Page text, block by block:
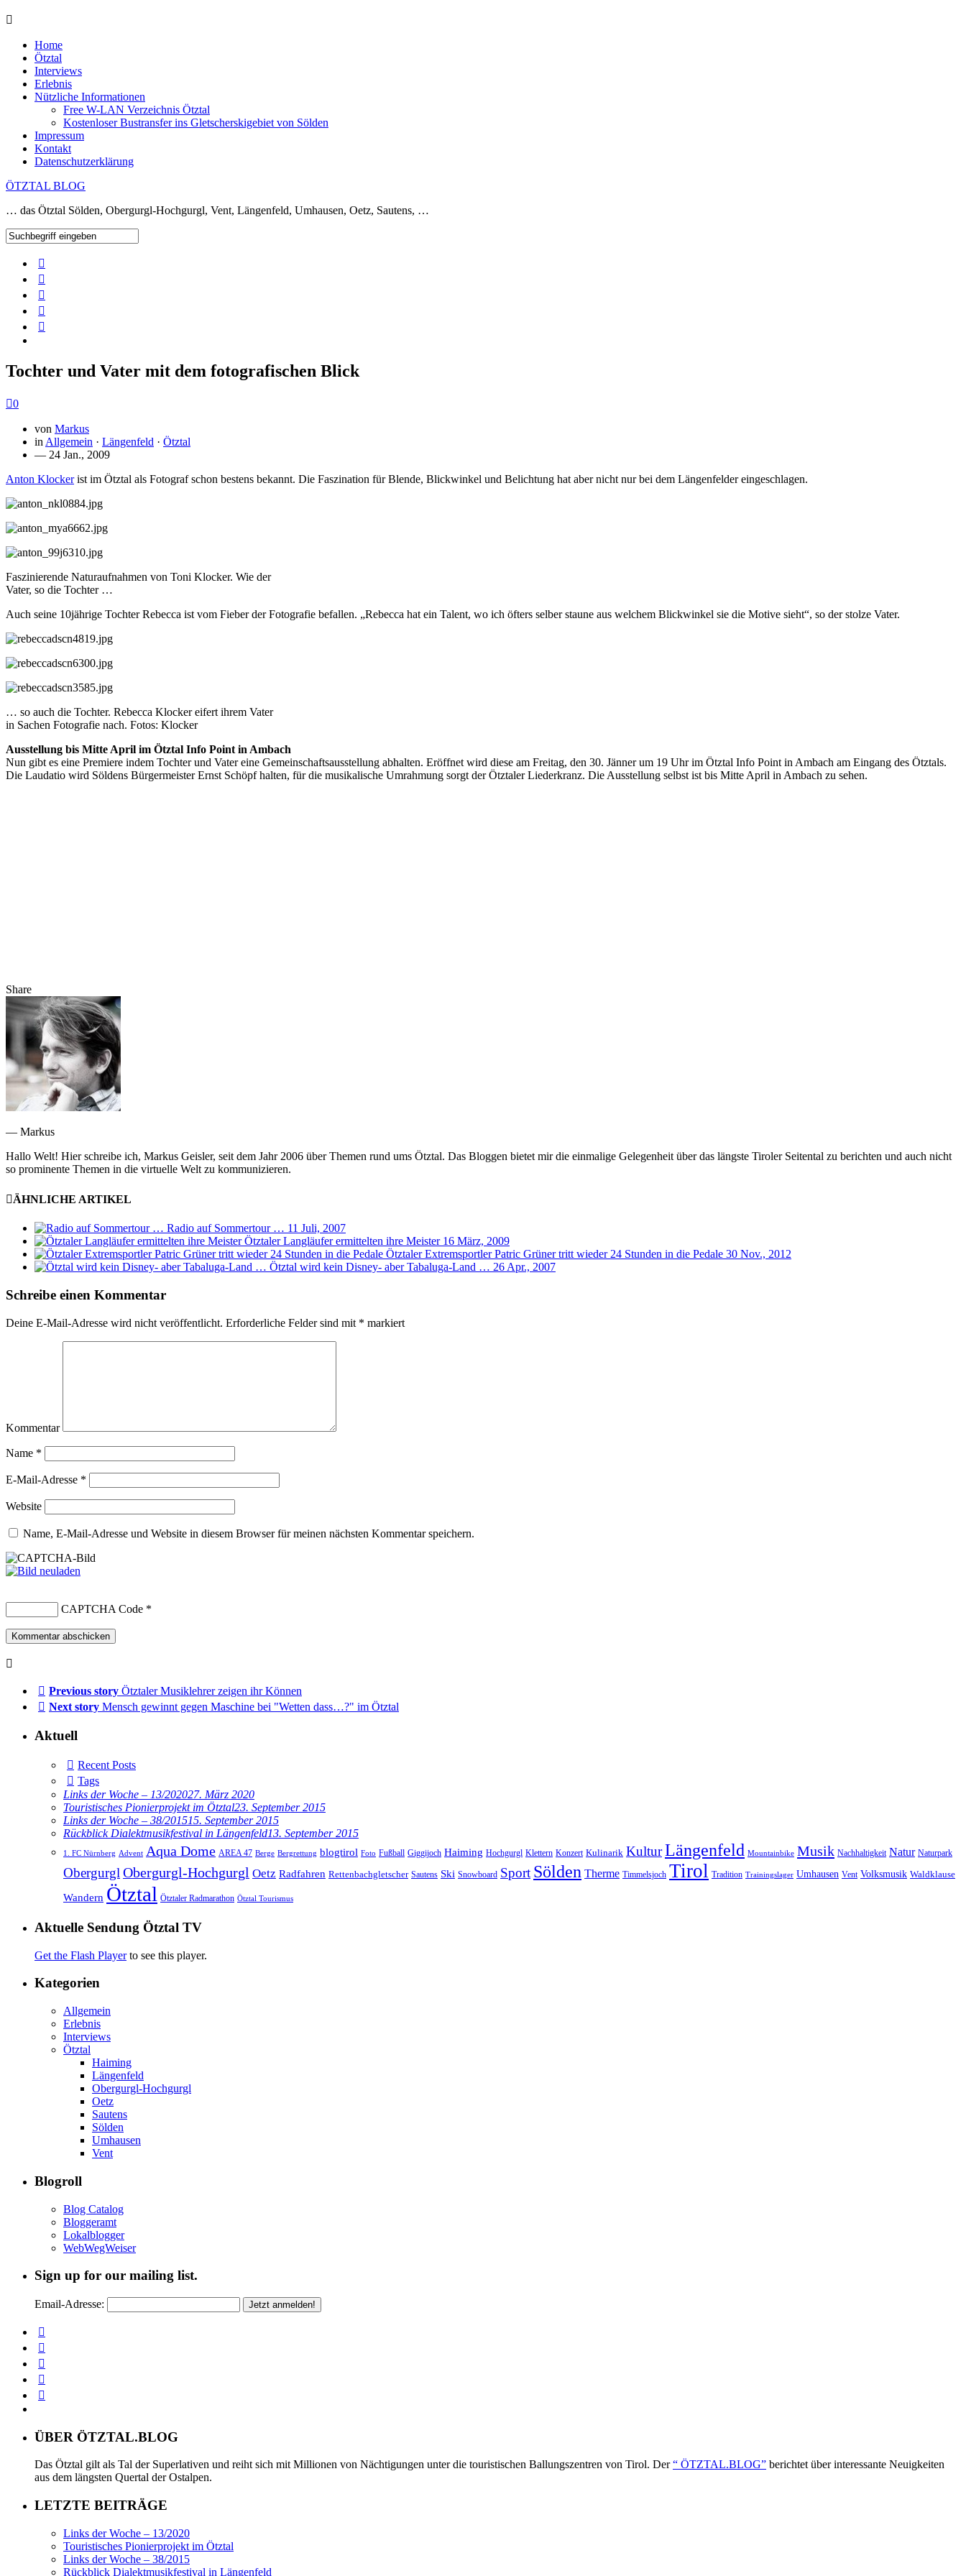
Home
Ötztal
Interviews
Erlebnis
Nützliche Informationen
Free W-LAN Verzeichnis Ötztal
Kostenloser Bustransfer ins Gletscherskigebiet von Sölden
Impressum
Kontakt
Datenschutzerklärung
ÖTZTAL BLOG
… das Ötztal Sölden, Obergurgl-Hochgurgl, Vent, Längenfeld, Umhausen, Oetz, Sautens, …
Tochter und Vater mit dem fotografischen Blick
0
von Markus
in Allgemein · Längenfeld · Ötztal
— 24 Jan., 2009
Anton Klockerist im Ötztal als Fotograf schon bestens bekannt. Die Faszination für Blende, Blickwinkel und Belichtung hat aber nicht nur bei dem Längenfelder eingeschlagen.
Faszinierende Naturaufnahmen von Toni Klocker. Wie der
Vater, so die Tochter …
Auch seine 10jährige Tochter Rebecca ist vom Fieber der Fotografie befallen. „Rebecca hat ein Talent, wo ich öfters selber staune aus welchem Blickwinkel sie die Motive sieht“, so der stolze Vater.
… so auch die Tochter. Rebecca Klocker eifert ihrem Vater
in Sachen Fotografie nach. Fotos: Klocker
Ausstellung bis Mitte April im Ötztal Info Point in Ambach
Nun gibt es eine Premiere indem Tochter und Vater eine Gemeinschaftsausstellung abhalten. Eröffnet wird diese am Freitag, den 30. Jänner um 19 Uhr im Ötztal Info Point in Ambach am Eingang des Ötztals.
Die Laudatio wird Söldens Bürgermeister Ernst Schöpf halten, für die musikalische Umrahmung sorgt der Ötztaler Liederkranz. Die Ausstellung selbst ist bis Mitte April in Ambach zu sehen.
Share
— Markus
Hallo Welt! Hier schreibe ich, Markus Geisler, seit dem Jahr 2006 über Themen rund ums Ötztal. Das Bloggen bietet mir die einmalige Gelegenheit über das längste Tiroler Seitental zu berichten und auch nicht
so prominente Themen in die virtuelle Welt zu kommunizieren.
ÄHNLICHE ARTIKEL
Radio auf Sommertour … 11 Juli, 2007
Ötztaler Langläufer ermittelten ihre Meister 16 März, 2009
Ötztaler Extremsportler Patric Grüner tritt wieder 24 Stunden in die Pedale 30 Nov., 2012
Ötztal wird kein Disney- aber Tabaluga-Land … 26 Apr., 2007
Schreibe einen Kommentar
Deine E-Mail-Adresse wird nicht veröffentlicht. Erforderliche Felder sind mit * markiert
Kommentar
Name *
E-Mail-Adresse *
Website
Name, E-Mail-Adresse und Website in diesem Browser für meinen nächsten Kommentar speichern.
CAPTCHA Code *
Previous story Ötztaler Musiklehrer zeigen ihr Können
Next story Mensch gewinnt gegen Maschine bei "Wetten dass…?" im Ötztal
Aktuell
Recent Posts
Tags
Links der Woche – 13/202027. März 2020
Touristisches Pionierprojekt im Ötztal23. September 2015
Links der Woche – 38/201515. September 2015
Rückblick Dialektmusikfestival in Längenfeld13. September 2015
1. FC Nürnberg Advent Aqua Dome AREA 47 Berge Bergrettung blogtirol Foto Fußball Giggijoch Haiming Hochgurgl Klettern Konzert Kulinarik KulturLängenfeld Mountainbike Musik Nachhaltigkeit Natur Naturpark
ObergurglObergurgl-Hochgurgl Oetz Radfahren Rettenbachgletscher Sautens Ski Snowboard Sport Sölden Therme Timmelsjoch Tirol Tradition Trainingslager Umhausen Vent Volksmusik Waldklause
Wandern Ötztal Ötztaler Radmarathon Ötztal Tourismus
Aktuelle Sendung Ötztal TV
Get the Flash Playerto see this player.
Kategorien
Allgemein
Erlebnis
Interviews
Ötztal
Haiming
Längenfeld
Obergurgl-Hochgurgl
Oetz
Sautens
Sölden
Umhausen
Vent
Blogroll
Blog Catalog
Bloggeramt
Lokalblogger
WebWegWeiser
Sign up for our mailing list.
Email-Adresse:
ÜBER ÖTZTAL.BLOG
Das Ötztal gilt als Tal der Superlativen und reiht sich mit Millionen von Nächtigungen unter die touristischen Ballungszentren von Tirol. Der“ ÖTZTAL.BLOG” berichtet über interessante Neuigkeiten
aus dem längsten Quertal der Ostalpen.
LETZTE BEITRÄGE
Links der Woche – 13/2020
Touristisches Pionierprojekt im Ötztal
Links der Woche – 38/2015
Rückblick Dialektmusikfestival in Längenfeld